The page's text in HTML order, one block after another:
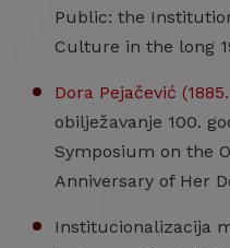
Public: the
Culture in the long
Dora Pejačević
obilježavanje 100.
Symposium on the
Anniversary of Her
Institucionalizacija